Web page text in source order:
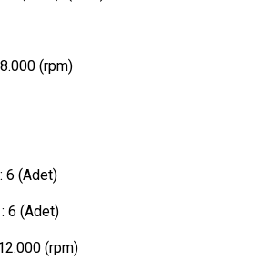
(rpm)
: 6 (Adet)
: 6 (Adet)
(rpm)